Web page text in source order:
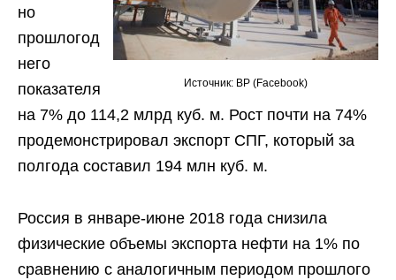
Источник: BP (Facebook)
но
прошлогод
него
показателя
на 7% до 114,2 млрд куб. м. Рост почти на 74%
продемонстрировал экспорт СПГ, который за
полгода составил 194 млн куб. м.
Россия в январе-июне 2018 года снизила
физические объемы экспорта нефти на 1% по
сравнению с аналогичным периодом прошлого